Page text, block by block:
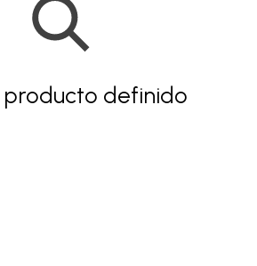
producto definido